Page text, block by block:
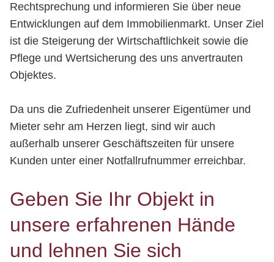
Rechtsprechung und informieren Sie über neue
Entwicklungen auf dem Immobilienmarkt. Unser Ziel
ist die Steigerung der Wirtschaftlichkeit sowie die
Pflege und Wertsicherung des uns anvertrauten
Objektes.
Da uns die Zufriedenheit unserer Eigentümer und
Mieter sehr am Herzen liegt, sind wir auch
außerhalb unserer Geschäftszeiten für unsere
Kunden unter einer Notfallrufnummer erreichbar.
Geben Sie Ihr Objekt in
unsere erfahrenen Hände
und lehnen Sie sich